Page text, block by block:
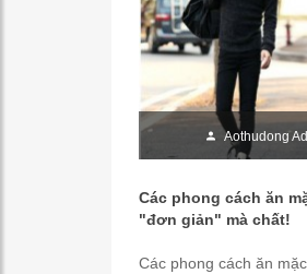
Aothudong
Các phong cách ăn
"đơn giản" mà chất!
Các phong cách ăn